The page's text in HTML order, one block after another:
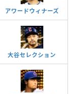
アワードウィナーズ
大谷セレクション